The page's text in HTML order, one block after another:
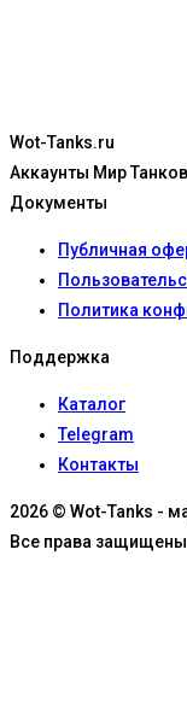
Wot-Tanks.ru
Аккаунты Мир Танков
Документы
Публичная
Политика
Поддержка
Каталог
Telegram
Контакты
2026 © Wot-Tanks -
Все права